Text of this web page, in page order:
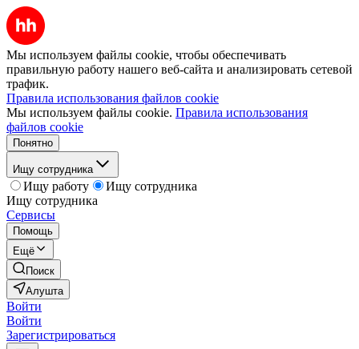
Мы используем файлы cookie, чтобы обеспечивать
правильную работу нашего веб-сайта и анализировать сетевой
трафик.
Правила использования файлов cookie
Мы используем файлы cookie. Правила использования
файлов cookie
Понятно
Ищу сотрудника
Ищу работу
Ищу сотрудника
Ищу сотрудника
Сервисы
Помощь
Ещё
Поиск
Алушта
Войти
Войти
Зарегистрироваться